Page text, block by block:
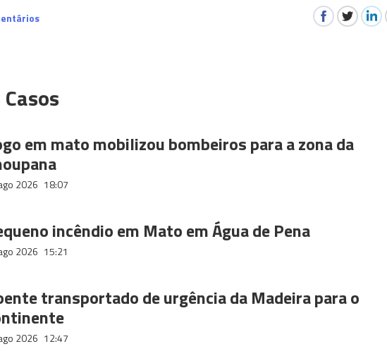
em mato mobilizou bombeiros para a zona da
2026 18:07
incêndio em Mato em Água de Pena
2026 15:21
transportado de urgência da Madeira para o
2026 12:47